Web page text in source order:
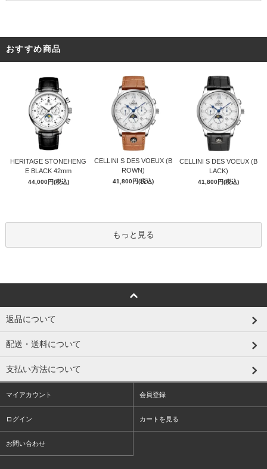
おすすめ商品
HERITAGE STONEHENG
E BLACK 42mm
44,000円(税込)
CELLINI S DES VOEUX (B
ROWN)
41,800円(税込)
CELLINI S DES VOEUX (B
LACK)
41,800円(税込)
もっと見る
返品について
配送・送料について
支払い方法について
マイアカウント 会員登録
ログイン カートを見る
お問い合わせ